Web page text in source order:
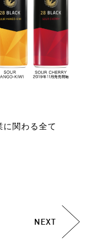
に関わる全て
NEXT